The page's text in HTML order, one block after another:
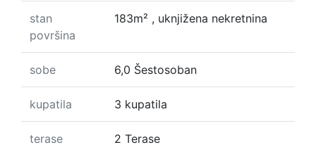
stan
površina
183m² , uknjižena nekretnina
sobe 6,0 Šestosoban
kupatila 3 kupatila
terase 2 Terase